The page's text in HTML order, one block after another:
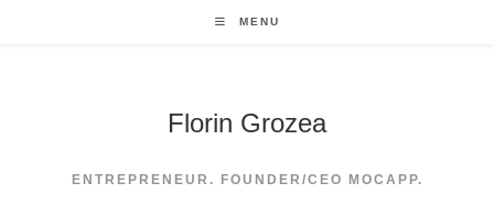
MENU
Florin Grozea
ENTREPRENEUR. FOUNDER/CEO MOCAPP.